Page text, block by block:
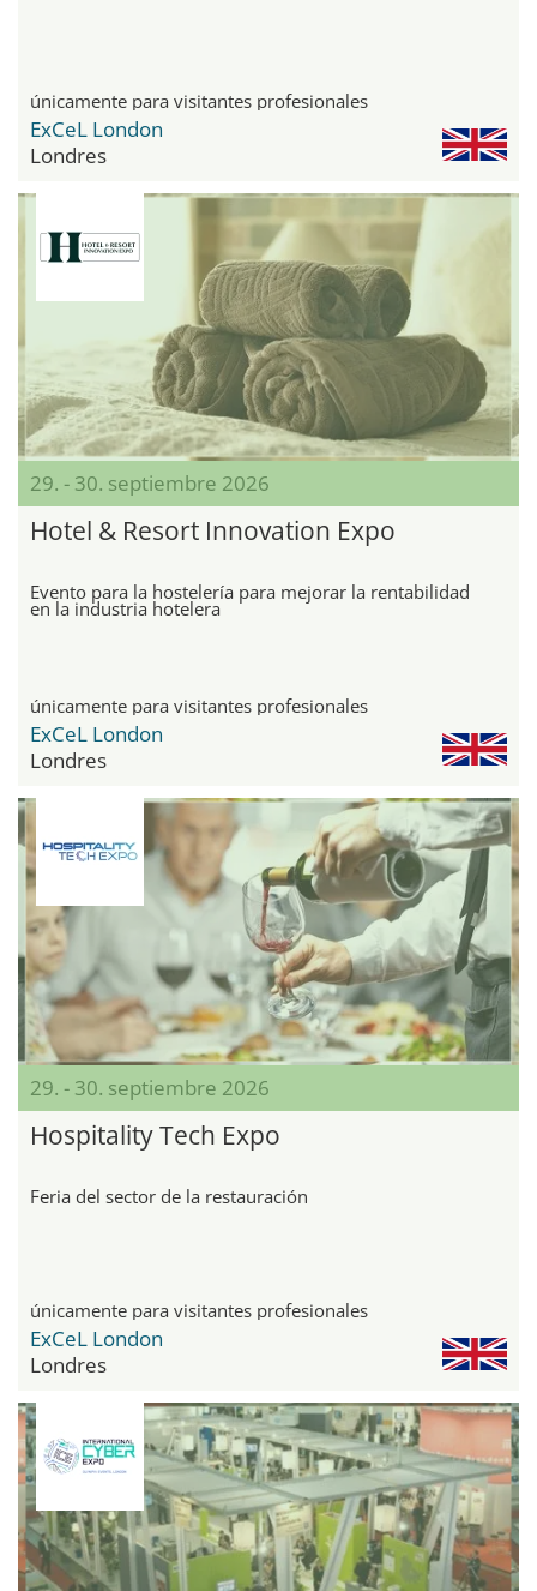
únicamente para visitantes profesionales
ExCeL London
Londres
29. - 30. septiembre 2026
Hotel & Resort Innovation Expo
Evento para la hostelería para mejorar la rentabilidad
en la industria hotelera
únicamente para visitantes profesionales
ExCeL London
Londres
29. - 30. septiembre 2026
Hospitality Tech Expo
Feria del sector de la restauración
únicamente para visitantes profesionales
ExCeL London
Londres